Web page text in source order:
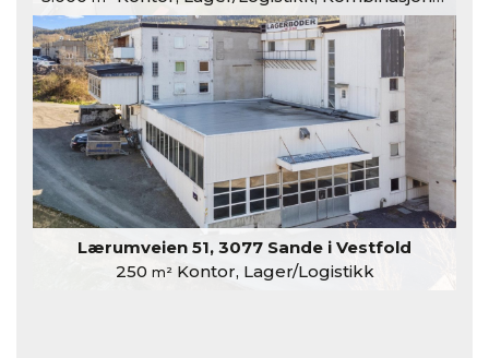
Lærumveien 51, 3077 Sande i Vestfold
250 m²Kontor, Lager/Logistikk